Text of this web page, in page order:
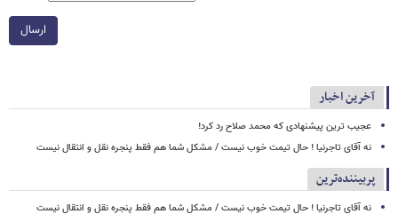
ارسال
آخرین اخبار
عجیب ترین پیشنهادی که محمد صلاح رد کرد!
نه آقای تاجرنیا ! حال تیمت خوب نیست / مشکل شما هم فقط پنجره نقل و انتقال نیست
پربیننده‌ترین
نه آقای تاجرنیا ! حال تیمت خوب نیست / مشکل شما هم فقط پنجره نقل و انتقال نیست